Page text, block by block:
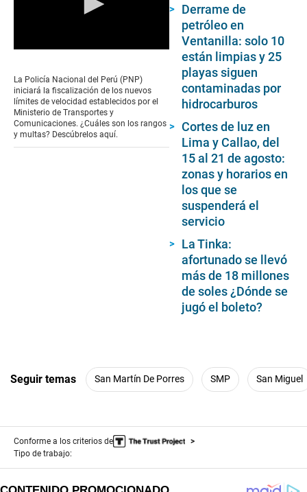
of
0
seconds
La Policía Nacional del Perú (PNP)
iniciará la fiscalización de los nuevos
límites de velocidad establecidos por el
Ministerio de Transportes y
Comunicaciones. ¿Cuáles son los rangos
y multas? Descúbrelos aquí.
Derrame de
petróleo en
Ventanilla: solo 10
están limpias y 25
playas siguen
contaminadas por
hidrocarburos
Cortes de luz en
Lima y Callao, del
15 al 21 de agosto:
zonas y horarios en
los que se
suspenderá el
servicio
La Tinka:
afortunado se llevó
más de 18 millones
de soles ¿Dónde se
jugó el boleto?
Seguir temas San Martín De Porres SMP San Miguel
Conforme a los criterios de
Tipo de trabajo: